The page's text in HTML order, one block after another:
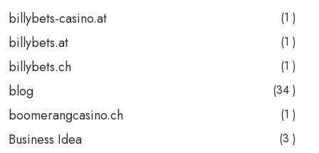
billybets-casino.at (1 )
billybets.at (1 )
billybets.ch (1 )
blog (34 )
boomerangcasino.ch (1 )
Business Idea (3 )